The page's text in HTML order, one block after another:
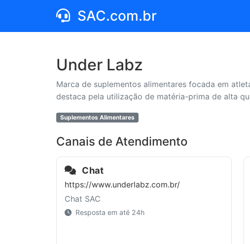
SAC.com.br
Under Labz
Marca de suplementos alimentares focada em
destaca pela utilização de matéria-prima de alta
Suplementos Alimentares
Canais de Atendimento
Chat
https://www.underlabz.com.br/
Chat SAC
Resposta em até 24h